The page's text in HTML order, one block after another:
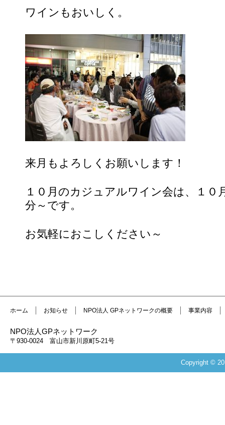
ワインもおいしく。
来月もよろしくお願いします！
１０月のカジュアルワイン会は、１０
分～です。
お気軽におこしください～
ホーム お知らせ NPO法人 GPネットワークの概要 事業内容
NPO法人GPネットワーク
〒930-0024 富山市新川原町5-21号
Copyright ©